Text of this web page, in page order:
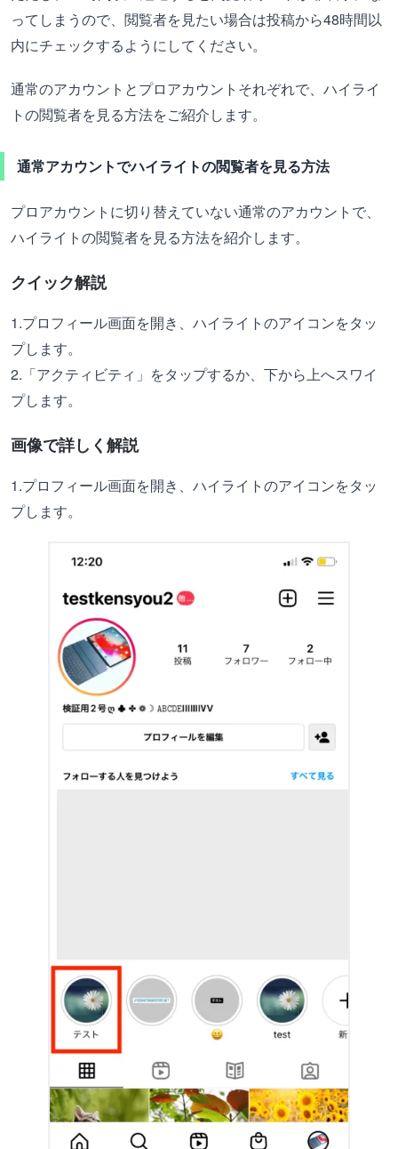
ってしまうので、閲覧者を見たい場合は投稿から48時間以
内にチェックするようにしてください。
通常のアカウントとプロアカウントそれぞれで、ハイライ
トの閲覧者を見る方法をご紹介します。
通常アカウントでハイライトの閲覧者を見る方法
プロアカウントに切り替えていない通常のアカウントで、
ハイライトの閲覧者を見る方法を紹介します。
クイック解説
1.プロフィール画面を開き、ハイライトのアイコンをタッ
プします。
2.「アクティビティ」をタップするか、下から上へスワイ
プします。
画像で詳しく解説
1.プロフィール画面を開き、ハイライトのアイコンをタッ
プします。